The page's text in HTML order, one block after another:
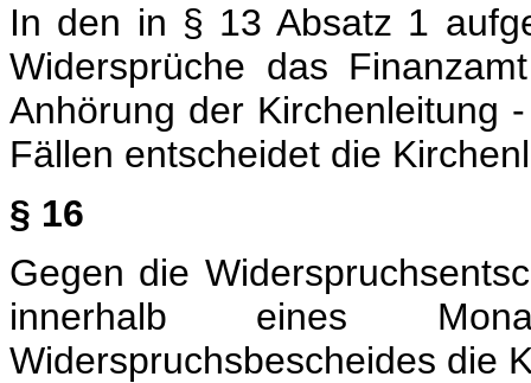
In den in § 13 Absatz 1
Widersprüche das
Anhörung der Kirchenleitung
Fällen entscheidet die
§ 16
Gegen die
innerhalb eines
Widerspruchsbescheides die